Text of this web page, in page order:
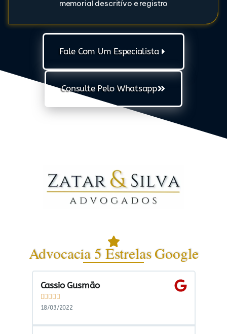
memorial descritívo e registro
Fale Com Um Especialista
Consulte Pelo Whatsapp
Advocacia 5 Estrelas Google
Cassio Gusmão
    
18/03/2022